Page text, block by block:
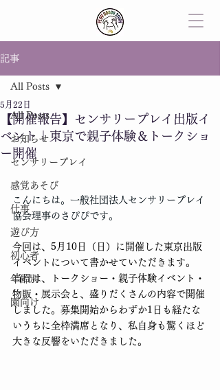
記事
All Posts
お知らせ
センサリープレイ
感覚あそび
仕事
遊び方
初心者
年齢別
園向け
All Posts
【開催報告】センサリープレイ出版イ
ベント｜東京で親子体験＆トークショ
ー開催
5月22日
こんにちは。一般社団法人センサリープレイ
協会理事のさぴぴです。
今回は、5月10日（日）に開催した東京出版
イベントについて書かせていただきます。
当日は、トークショー・親子体験イベント・
物販・展示会と、盛りだくさんの内容で開催
しました。募集開始からわずか1日も経たな
いうちに全枠満席となり、私自身も驚くほど
大きな反響をいただきました。